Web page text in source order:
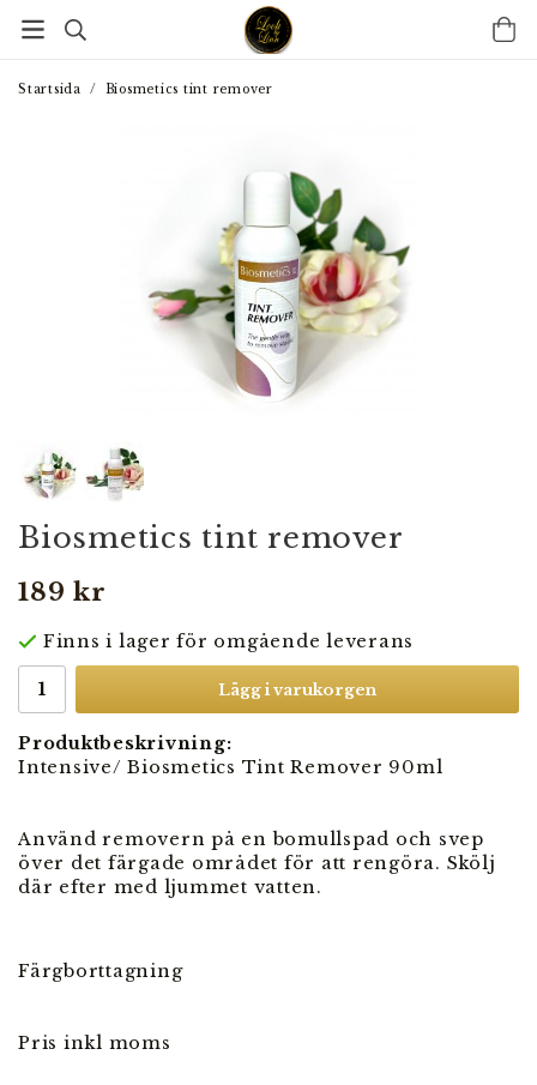
Startsida / Biosmetics tint remover
Biosmetics tint remover
189 kr
Finns i lager för omgående leverans
Lägg i varukorgen
Produktbeskrivning:
Intensive/ Biosmetics Tint Remover 90ml
Använd removern på en bomullspad och svep
över det färgade området för att rengöra. Skölj
där efter med ljummet vatten.
Färgborttagning
Pris inkl moms